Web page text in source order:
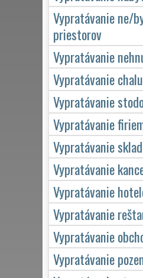
Vypratávanie ne/
priestorov
Vypratávanie
Vypratávanie
Vypratávanie
Vypratávanie
Vypratávanie
Vypratávanie
Vypratávanie
Vypratávanie
Vypratávanie
Vypratávanie